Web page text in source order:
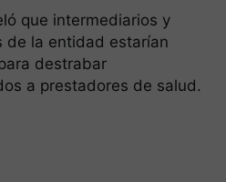
que intermediarios y
de la entidad estarían
destrabar
a prestadores de salud.